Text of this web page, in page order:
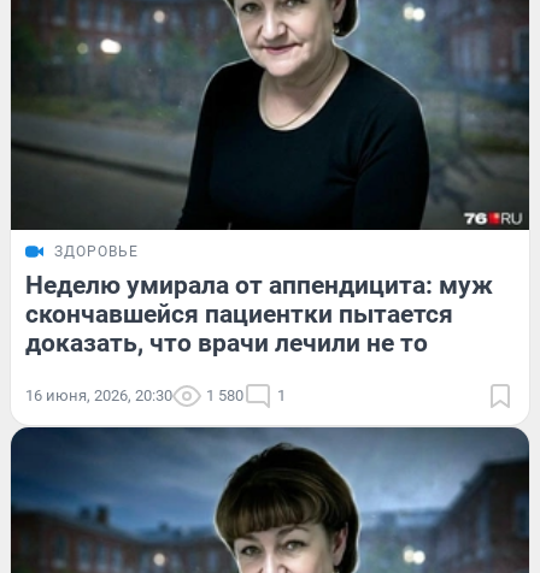
ЗДОРОВЬЕ
Неделю умирала от аппендицита: муж
скончавшейся пациентки пытается
доказать, что врачи лечили не то
16 июня, 2026, 20:30 1 580 1